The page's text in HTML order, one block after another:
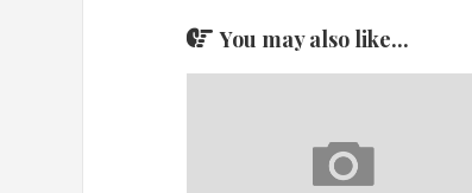
You may also like...